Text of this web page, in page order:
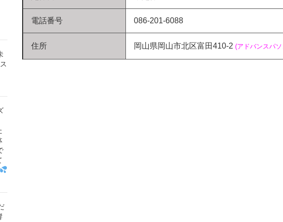
電話番号 086-201-6088
住所 岡山県岡山市北区富田410-2 (アドバンスパ